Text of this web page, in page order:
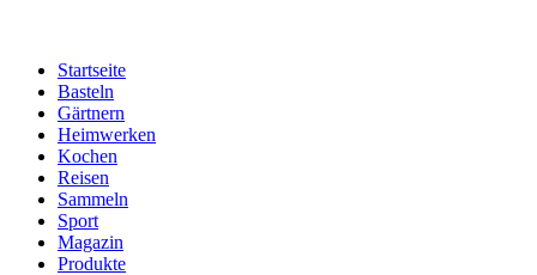
Startseite
Basteln
Gärtnern
Heimwerken
Kochen
Reisen
Sammeln
Sport
Magazin
Produkte